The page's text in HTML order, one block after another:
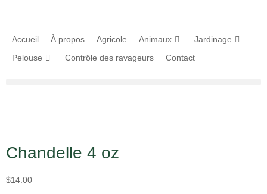
Accueil À propos Agricole Animaux
Jardinage
Pelouse
Contrôle des ravageurs Contact
Chandelle 4 oz
$14.00